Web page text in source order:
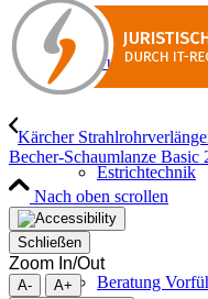
Putz &
Estrichtechnik
Beratung
Kärcher
Becher-Schaumlanze Basic
Nach oben scrollen
Schließen
Zoom In/Out
A-
A+